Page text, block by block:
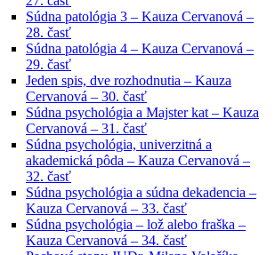
Súdna patológia 3 – Kauza Cervanová –
28. časť
Súdna patológia 4 – Kauza Cervanová –
29. časť
Jeden spis, dve rozhodnutia – Kauza
Cervanová – 30. časť
Súdna psychológia a Majster kat – Kauza
Cervanová – 31. časť
Súdna psychológia, univerzitná a
akademická pôda – Kauza Cervanová –
32. časť
Súdna psychológia a súdna dekadencia –
Kauza Cervanová – 33. časť
Súdna psychológia – lož alebo fraška –
Kauza Cervanová – 34. časť